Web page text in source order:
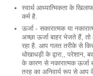
स्वार्थ आध्यात्मिकता के
कर्म है.
ऊर्जा - सकारात्मक या
अच्छा ऊर्जा बाहर भेजते हैं,
रहा है. आप गलत तरीके से
धोखाधड़ी के द्वारा,, परेशान,
के कारण से नकारात्मक ऊर्जा
तरह का अनिवार्य रूप से आप